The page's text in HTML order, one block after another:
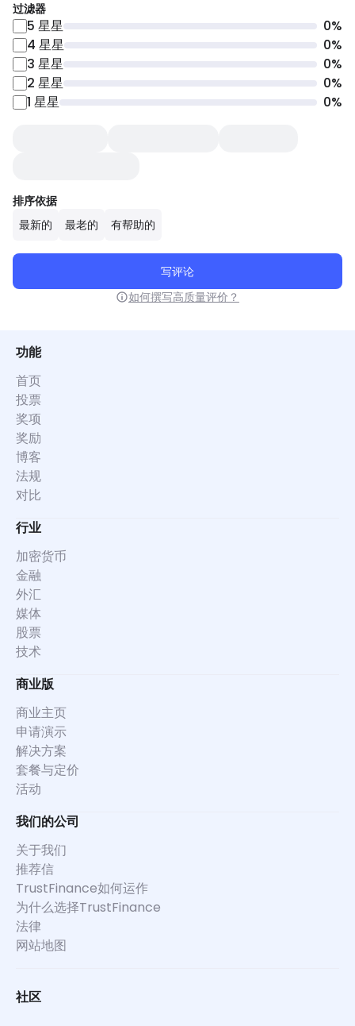
过滤器
5 星星 0%
4 星星 0%
3 星星 0%
2 星星 0%
1 星星 0%
排序依据
最新的
最老的 有帮助的
写评论
如何撰写高质量评价？
功能
首页
投票
奖项
奖励
博客
法规
对比
行业
加密货币
金融
外汇
媒体
股票
技术
商业版
商业主页
申请演示
解决方案
套餐与定价
活动
我们的公司
关于我们
推荐信
TrustFinance如何运作
为什么选择TrustFinance
法律
网站地图
社区